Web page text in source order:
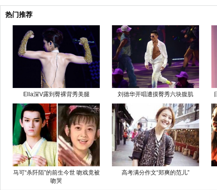
热门推荐
Ella深V露到臀裸背秀美腿 刘德华开唱遭摸臀秀六块腹肌
马可“杀阡陌”的前生今世 吻戏竟被
吻哭
高考满分作文“郑爽的范儿”